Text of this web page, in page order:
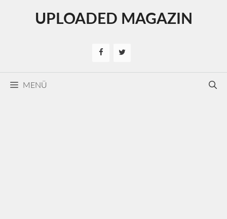
UPLOADED MAGAZIN
MENÜ